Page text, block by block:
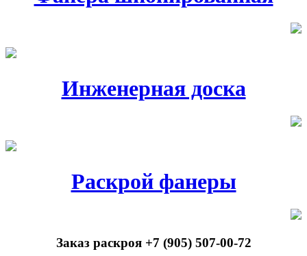
Инженерная доска
Раскрой фанеры
Заказ раскроя +7 (905) 507-00-72